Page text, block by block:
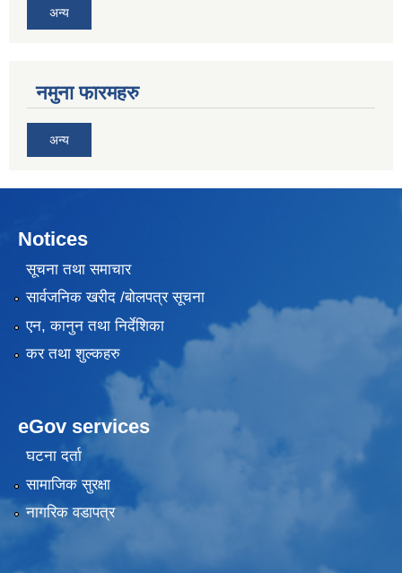
अन्य
नमुना फारमहरु
अन्य
Notices
सूचना तथा समाचार
सार्वजनिक खरीद /बोलपत्र सूचना
एन, कानुन तथा निर्देशिका
कर तथा शुल्कहरु
eGov services
घटना दर्ता
सामाजिक सुरक्षा
नागरिक वडापत्र